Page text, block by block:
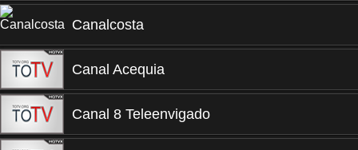
Canalcosta
Canal Acequia
Canal 8 Teleenvigado